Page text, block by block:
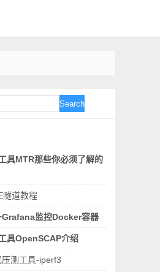
Search
具MTR那些你必须了解的
隧道教程
监控Docker容器
具OpenSCAP介绍
测工具-iperf3